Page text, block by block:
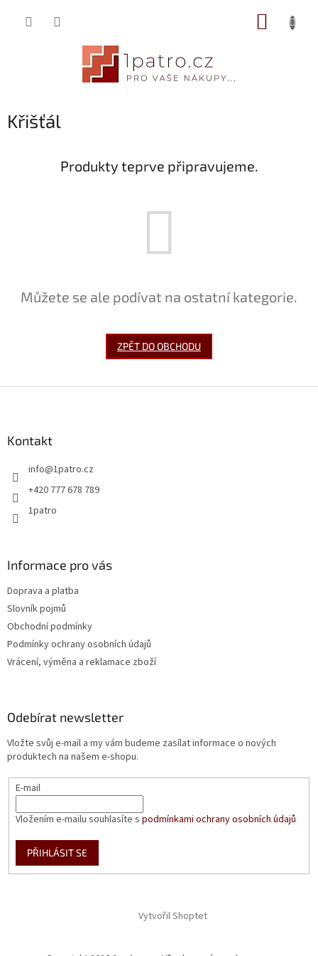
Křišťál
Produkty teprve připravujeme.
Můžete se ale podívat na ostatní kategorie.
ZPĚT DO OBCHODU
Kontakt
info@1patro.cz
+420 777 678 789
1patro
Informace pro vás
Doprava a platba
Slovník pojmů
Obchodní podmínky
Podmínky ochrany osobních údajů
Vrácení, výměna a reklamace zboží
Odebírat newsletter
Vložte svůj e-mail a my vám budeme zasílat informace o nových
produktech na našem e-shopu.
E-mail
Vložením e-mailu souhlasíte s podmínkami ochrany osobních údajů
PŘIHLÁSIT SE
Vytvořil Shoptet